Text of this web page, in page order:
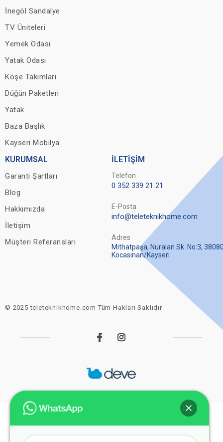
İnegöl Sandalye
TV Üniteleri
Yemek Odası
Yatak Odası
Köşe Takımları
Düğün Paketleri
Yatak
Baza Başlık
Kayseri Mobilya
KURUMSAL
Garanti Şartları
Blog
Hakkımızda
İletişim
Müşteri Referansları
İLETİŞİM
Telefon
0 352 339 21 21
E-Posta
info@teleteknikhome.com
Adres
Mithatpaşa, Nuralan Sk. No:3,
Kocasinan/Kayseri
© 2025 teleteknikhome.com Tüm Hakları Saklıdır